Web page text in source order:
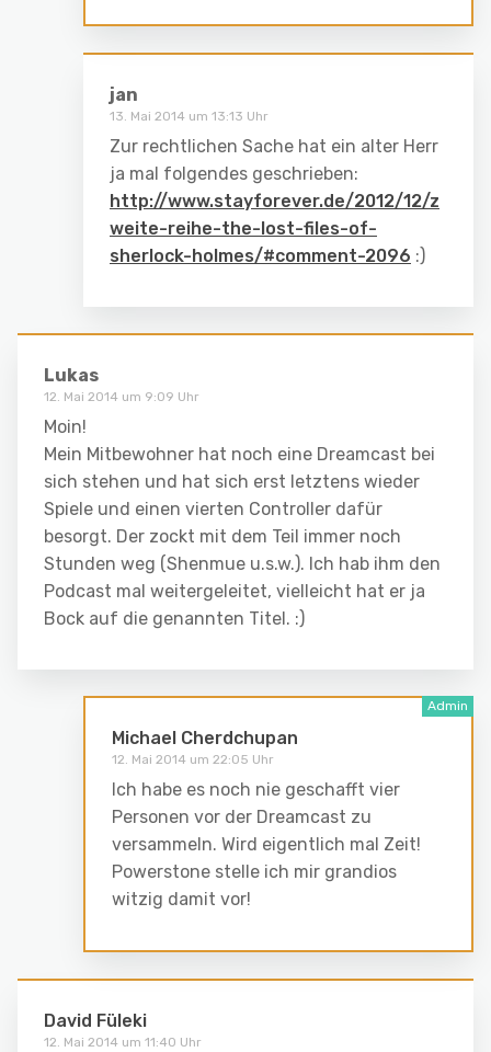
jan
13. Mai 2014 um 13:13 Uhr
Zur rechtlichen Sache hat ein alter Herr
ja mal folgendes geschrieben:
http://www.stayforever.de/2012/12/z
weite-reihe-the-lost-files-of-
sherlock-holmes/#comment-2096 :)
Lukas
12. Mai 2014 um 9:09 Uhr
Moin!
Mein Mitbewohner hat noch eine Dreamcast bei
sich stehen und hat sich erst letztens wieder
Spiele und einen vierten Controller dafür
besorgt. Der zockt mit dem Teil immer noch
Stunden weg (Shenmue u.s.w.). Ich hab ihm den
Podcast mal weitergeleitet, vielleicht hat er ja
Bock auf die genannten Titel. :)
Michael Cherdchupan
12. Mai 2014 um 22:05 Uhr
Ich habe es noch nie geschafft vier
Personen vor der Dreamcast zu
versammeln. Wird eigentlich mal Zeit!
Powerstone stelle ich mir grandios
witzig damit vor!
David Füleki
12. Mai 2014 um 11:40 Uhr